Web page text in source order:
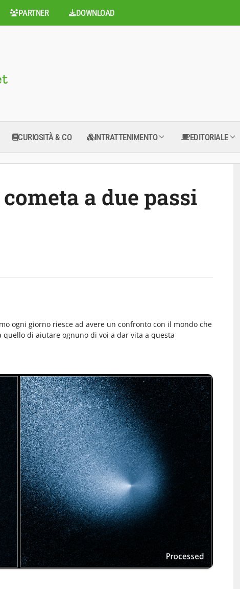
PARTNER DOWNLOAD
CURIOSITÀ & CO INTRATTENIMENTO EDITORIALE
a due passi
ogni giorno riesce ad avere un confronto con il mondo che
di aiutare ognuno di voi a dar vita a questa